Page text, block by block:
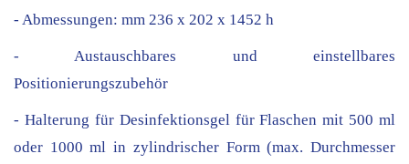
- Abmessungen: mm 236 x 202 x 1452 h
- Austauschbares und einstellbares
Positionierungszubehör
- Halterung für Desinfektionsgel für Flaschen mit 500 ml
oder 1000 ml in zylindrischer Form (max. Durchmesser